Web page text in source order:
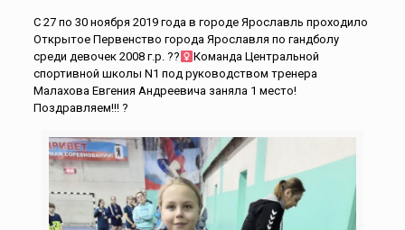
С 27 по 30 ноября 2019 года в городе Ярославль проходило
Открытое Первенство города Ярославля по гандболу
среди девочек 2008 г.р. ??‍
Команда Центральной
спортивной школы N1 под руководством тренера
Малахова Евгения Андреевича заняла 1 место!
Поздравляем!!! ?